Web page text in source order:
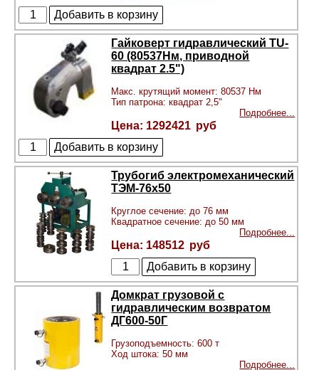
Гайковерт гидравлический TU-
60 (80537Нм, приводной
квадрат 2.5")
Макс. крутящий момент: 80537 Нм
Тип патрона: квадрат 2,5"
Подробнее...
1292421
Трубогиб электромеханический
ТЭМ-76х50
Круглое сечение: до 76 мм
Квадратное сечение: до 50 мм
Подробнее...
148512
Домкрат грузовой с
гидравлическим возвратом
ДГ600-50Г
Грузоподъемность: 600 т
Ход штока: 50 мм
Подробнее...